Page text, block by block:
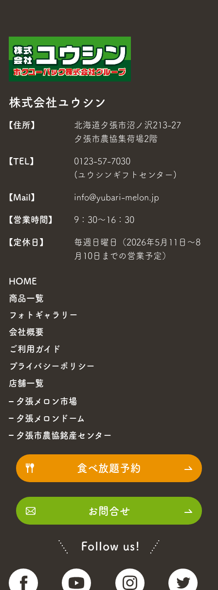
株式会社ユウシン
【住所】
北海道夕張市沼ノ沢213-27
夕張市農協集荷場2階
【TEL】
0123-57-7030
(ユウシンギフトセンター)
【Mail】 info@yubari-melon.jp
【営業時間】 9：30～16：30
【定休日】
毎週日曜日（2026年5月11日～8
月10日までの営業予定）
HOME
商品一覧
フォトギャラリー
会社概要
ご利用ガイド
プライバシーポリシー
店舗一覧
夕張メロン市場
夕張メロンドーム
夕張市農協銘産センター
食べ放題予約
お問合せ